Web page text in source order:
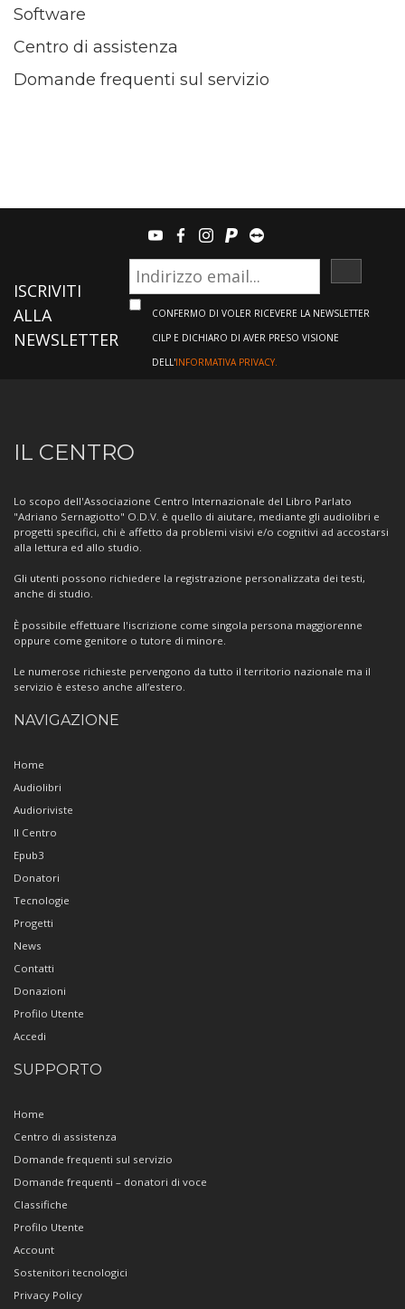
Software
Centro di assistenza
Domande frequenti sul servizio
youtubefacebook
instagram
paypalteamviewer
ISCRIVITI
ALLA
NEWSLETTER
CONFERMO DI VOLER RICEVERE LA NEWSLETTER
CILP E DICHIARO DI AVER PRESO VISIONE
DELL'INFORMATIVA PRIVACY.
Informazioni
sul
Centro
IL CENTRO
Lo scopo dell'Associazione Centro Internazionale del Libro Parlato
"Adriano Sernagiotto" O.D.V. è quello di aiutare, mediante gli audiolibri e
progetti specifici, chi è affetto da problemi visivi e/o cognitivi ad accostarsi
alla lettura ed allo studio.
Gli utenti possono richiedere la registrazione personalizzata dei testi,
anche di studio.
È possibile effettuare l'iscrizione come singola persona maggiorenne
oppure come genitore o tutore di minore.
Le numerose richieste pervengono da tutto il territorio nazionale ma il
servizio è esteso anche all’estero.
NAVIGAZIONE
Home
Audiolibri
Audioriviste
Il Centro
Epub3
Donatori
Tecnologie
Progetti
News
Contatti
Donazioni
Profilo Utente
Accedi
SUPPORTO
Home
Centro di assistenza
Domande frequenti sul servizio
Domande frequenti – donatori di voce
Classifiche
Profilo Utente
Account
Sostenitori tecnologici
Privacy Policy